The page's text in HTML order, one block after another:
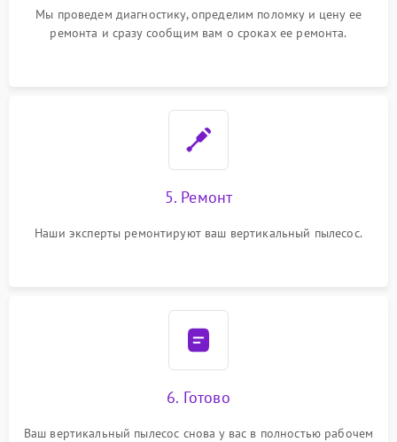
Мы проведем диагностику, определим поломку и цену ее
ремонта и сразу сообщим вам о сроках ее ремонта.
5. Ремонт
Наши эксперты ремонтируют ваш вертикальный пылесос.
6. Готово
Ваш вертикальный пылесос снова у вас в полностью рабочем